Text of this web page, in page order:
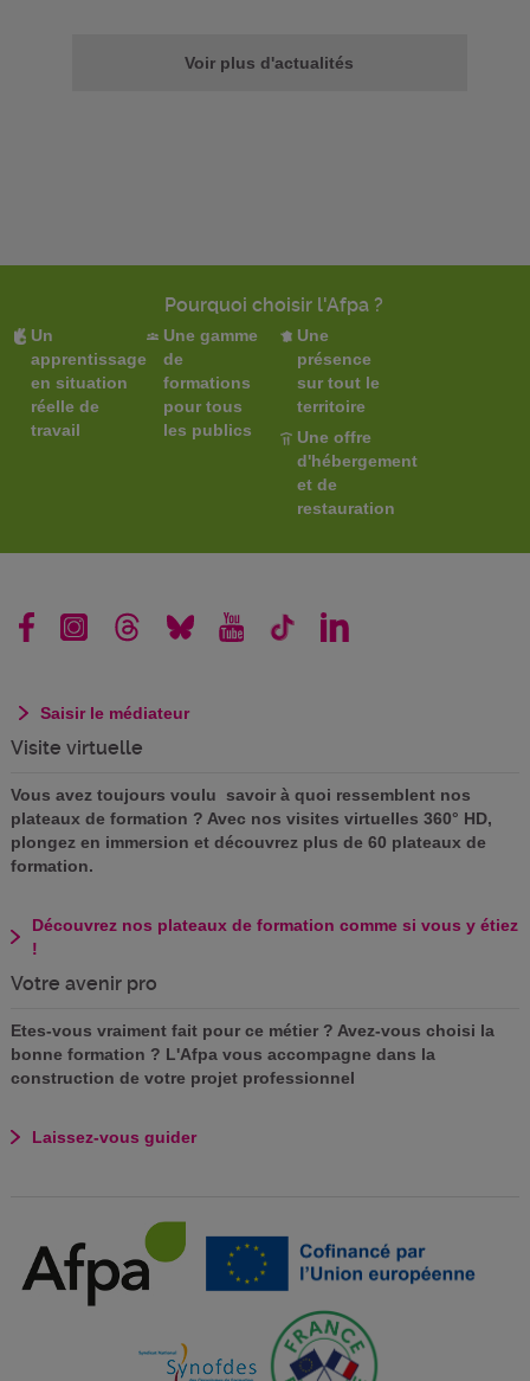
Voir plus d'actualités
Pourquoi choisir l'Afpa ?
Un
apprentissage
en situation
réelle de
travail
Une gamme
de
formations
pour tous
les publics
Une
présence
sur tout le
territoire
Une offre
d'hébergement
et de
restauration
Saisir le médiateur
Visite virtuelle
Vous avez toujours voulu savoir à quoi ressemblent nos
plateaux de formation ? Avec nos visites virtuelles 360° HD,
plongez en immersion et découvrez plus de 60 plateaux de
formation.
Découvrez nos plateaux de formation comme si vous y étiez
!
Votre avenir pro
Etes-vous vraiment fait pour ce métier ? Avez-vous choisi la
bonne formation ? L'Afpa vous accompagne dans la
construction de votre projet professionnel
Laissez-vous guider